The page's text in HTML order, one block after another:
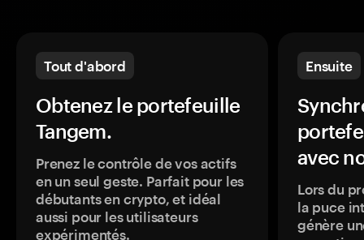
Tout d'abord
Obtenez le portefeuille
Tangem.
Prenez le contrôle de vos actifs
en un seul geste. Parfait pour les
débutants en crypto, et idéal
aussi pour les utilisateurs
expérimentés.
Ensuite
avec
Lors du
la puce
génère